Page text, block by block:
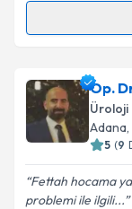
Randevu
Op. Dr.
oluşturun.
takvim
Op.
Üroloji
Adana
5 (9
Fettah hocama
problemi ile ilgili...